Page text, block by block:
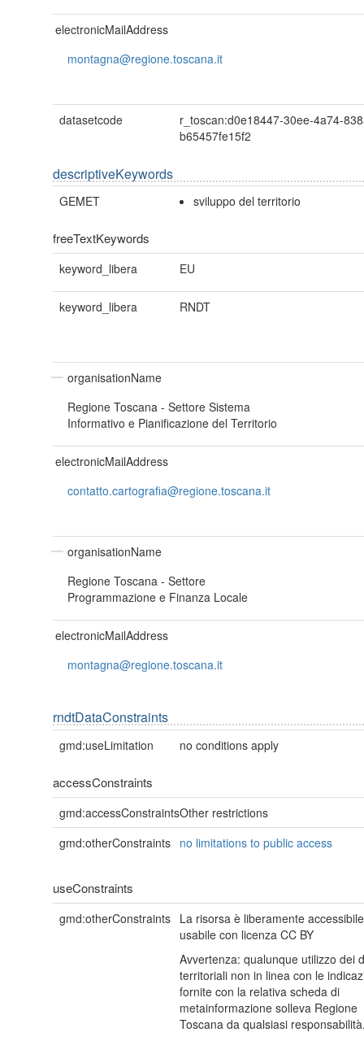
electronicMailAddress
montagna@regione.toscana.it
datasetcode
r_toscan:d0e18447-30ee-4a74-
b65457fe15f2
descriptiveKeywords
GEMET sviluppo del territorio
freeTextKeywords
keyword_libera EU
keyword_libera RNDT
organisationName
Regione Toscana - Settore Sistema
Informativo e Pianificazione del Territorio
electronicMailAddress
contatto.cartografia@regione.toscana.it
organisationName
Regione Toscana - Settore
Programmazione e Finanza Locale
electronicMailAddress
montagna@regione.toscana.it
rndtDataConstraints
gmd:useLimitation no conditions apply
accessConstraints
gmd:accessConstraintsOther restrictions
gmd:otherConstraints no limitations to public access
useConstraints
gmd:otherConstraints La risorsa è liberamente
usabile con licenza CC BY
Avvertenza: qualunque utilizzo dei
territoriali non in linea con le
fornite con la relativa scheda di
metainformazione solleva Regione
Toscana da qualsiasi